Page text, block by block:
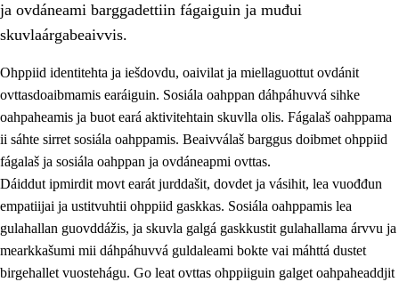
2. Oahppama prinsihpat, ovdáneapmi ja oahppahábmen
2.1 Sosiála oahppan ja ovdáneapmi
2.2 Gealbu fágain
2.3 Vuođđogálggat
ja ovdáneami barggadettiin fágaiguin ja muđui
skuvlaárgabeaivvis.
Ohppiid identitehta ja iešdovdu, oaivilat ja miellaguottut ovdánit
ovttasdoaibmamis earáiguin. Sosiála oahppan dáhpáhuvvá sihke
oahpaheamis ja buot eará aktivitehtain skuvlla olis. Fágalaš oahppama
ii sáhte sirret sosiála oahppamis. Beaivválaš barggus doibmet ohppiid
fágalaš ja sosiála oahppan ja ovdáneapmi ovttas.
Dáiddut ipmirdit movt earát jurddašit, dovdet ja vásihit, lea vuođđun
empatiijai ja ustitvuhtii ohppiid gaskkas. Sosiála oahppamis lea
gulahallan guovddážis, ja skuvla galgá gaskkustit gulahallama árvvu ja
mearkkašumi mii dáhpáhuvvá guldaleami bokte vai máhttá dustet
birgehallet vuostehágu. Go leat ovttas ohppiiguin galget oahpaheaddjit